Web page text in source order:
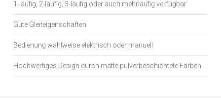
1-läufig, 2-läufig, 3-läufig oder auch mehrläufig verfügbar
Gute Gleiteigenschaften
Bedienung wahlweise elektrisch oder manuell
Hochwertiges Design durch matte pulverbeschichtete Farben